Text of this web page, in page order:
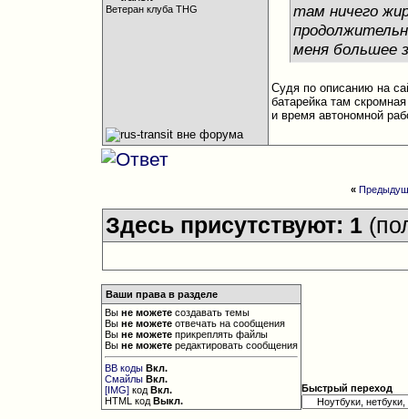
Ветеран клуба THG
там ничего
меня большее
Судя по описанию на
батарейка там
и время автономной
«
Здесь присутствуют: 1
Ваши права в разделе
Выне можете создавать темы
Выне можете отвечать на сообщения
Выне можете прикреплять файлы
Выне можете редактировать сообщения
BB коды Вкл.
Смайлы Вкл.
[IMG] кодВкл.
HTML кодВыкл.
Быстрый переход